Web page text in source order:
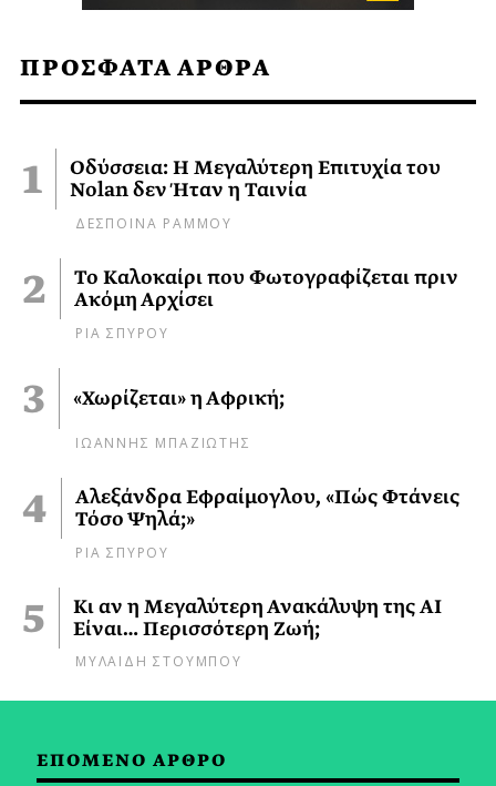
ΠΡΟΣΦΑΤΑ ΑΡΘΡΑ
Οδύσσεια: Η Μεγαλύτερη Επιτυχία του
Nolan δεν Ήταν η Ταινία
ΔΕΣΠΟΙΝΑ ΡΑΜΜΟΥ
Το Καλοκαίρι που Φωτογραφίζεται πριν
Ακόμη Αρχίσει
ΡΙΑ ΣΠΥΡΟΥ
«Χωρίζεται» η Αφρική;
ΙΩΑΝΝΗΣ ΜΠΑΖΙΩΤΗΣ
Αλεξάνδρα Εφραίμογλου, «Πώς Φτάνεις
Τόσο Ψηλά;»
ΡΙΑ ΣΠΥΡΟΥ
Κι αν η Μεγαλύτερη Ανακάλυψη της AI
Είναι… Περισσότερη Ζωή;
ΜΥΛΑΙΔΗ ΣΤΟΥΜΠΟΥ
ΕΠΟΜΕΝΟ ΑΡΘΡΟ